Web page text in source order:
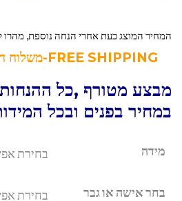
המחיר המוצג כעת אחרי הנחה נוספת, מהרו
מבצע מטורף ,כל
במחיר בפנים ובכל
מידה
בחר אישה או גבר